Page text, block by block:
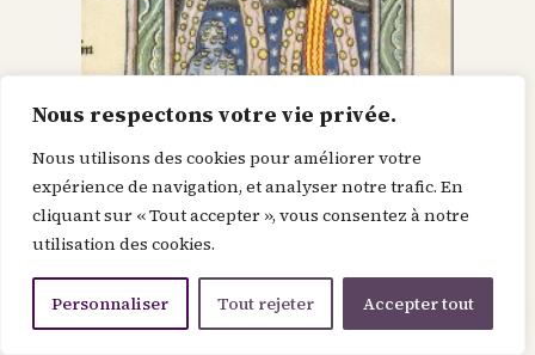
Nous respectons votre vie privée.
Nous utilisons des cookies pour améliorer votre
expérience de navigation, et analyser notre trafic. En
cliquant sur « Tout accepter », vous consentez à notre
utilisation des cookies.
Personnaliser Tout rejeter Accepter tout
Dieu dans le Christ,
recherche l’homme et
le renouvelle